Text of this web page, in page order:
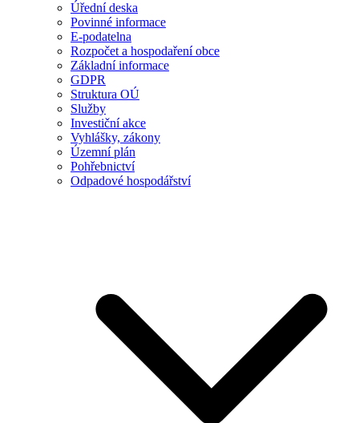
Úřední deska
Povinné informace
E-podatelna
Rozpočet a hospodaření obce
Základní informace
GDPR
Struktura OÚ
Služby
Investiční akce
Vyhlášky, zákony
Územní plán
Pohřebnictví
Odpadové hospodářství